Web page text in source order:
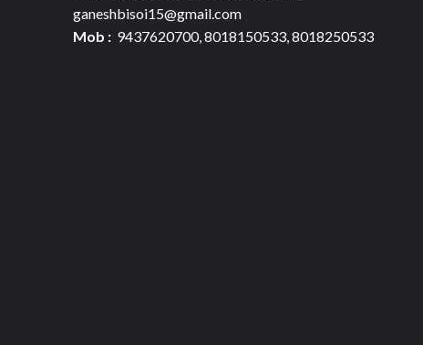
ganeshbisoi15@gmail.com
Mob :9437620700, 8018150533, 8018250533